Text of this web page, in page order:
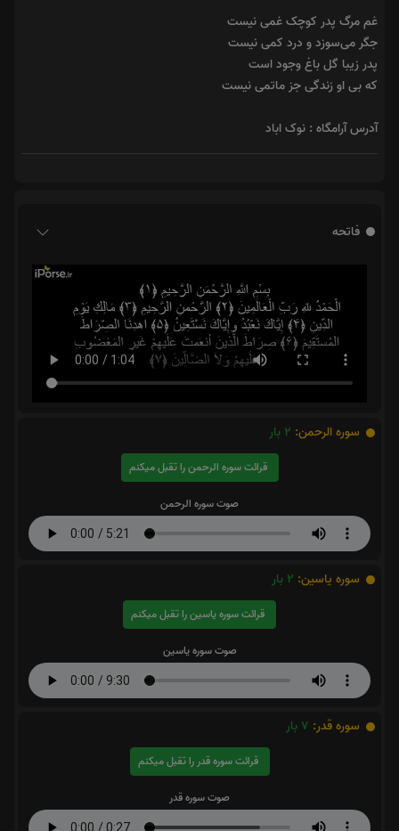
غم مرگ پدر کوچک غمی نیست
جگر می‌سوزد و درد کمی نیست
پدر زیبا گل باغ وجود است
که بی او زندگی جز ماتمی نیست
آدرس آرامگاه : نوک اباد
فاتحه
سوره الرحمن: 2 بار
قرائت سوره الرحمن را تقبل میکنم
صوت سوره الرحمن
سوره یاسین: 2 بار
قرائت سوره یاسین را تقبل میکنم
صوت سوره یاسین
سوره قدر: 7 بار
قرائت سوره قدر را تقبل میکنم
صوت سوره قدر